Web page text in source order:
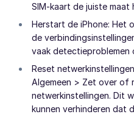
SIM-kaart de juiste
Herstart de iPhone: Het
de
vaak detectieproblemen
Reset
Algemeen > Zet over of
netwerkinstellingen. Dit
kunnen verhinderen dat